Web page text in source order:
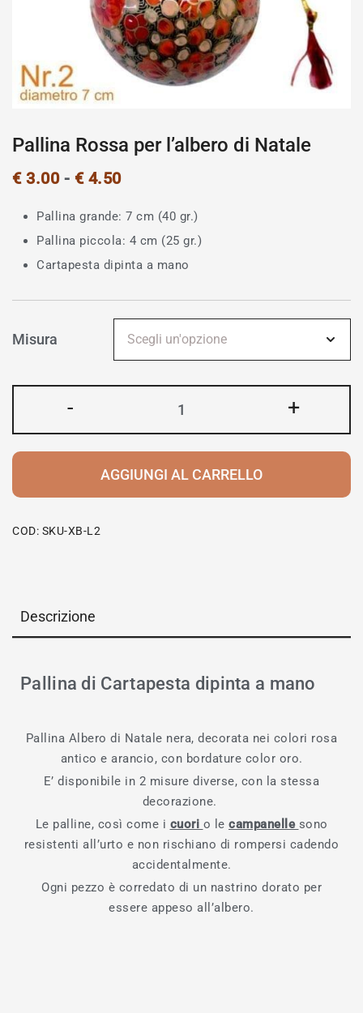
Pallina Rossa per l’albero di Natale
€3.00 - €4.50
Pallina grande: 7 cm (40 gr.)
Pallina piccola: 4 cm (25 gr.)
Cartapesta dipinta a mano
Misura
- +
AGGIUNGI AL CARRELLO
COD: SKU-XB-L2
Descrizione
Pallina di Cartapesta dipinta a mano
Pallina Albero di Natale nera, decorata nei colori rosa
antico e arancio, con bordature color oro.
E’ disponibile in 2 misure diverse, con la stessa
decorazione.
Le palline, così come i cuori o le campanelle sono
resistenti all’urto e non rischiano di rompersi cadendo
accidentalmente.
Ogni pezzo è corredato di un nastrino dorato per
essere appeso all’albero.